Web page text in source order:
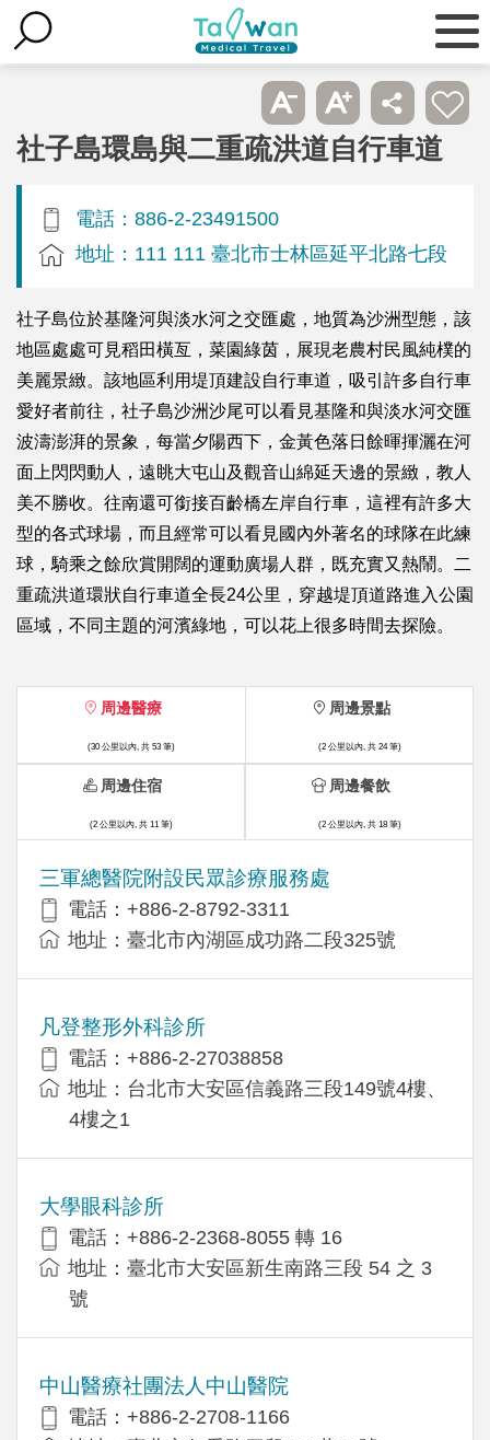
社子島環島與二重疏洪道自行車道
電話：886-2-23491500
地址：111 111 臺北市士林區延平北路七段
社子島位於基隆河與淡水河之交匯處，地質為沙洲型態，該
地區處處可見稻田橫亙，菜園綠茵，展現老農村民風純樸的
美麗景緻。該地區利用堤頂建設自行車道，吸引許多自行車
愛好者前往，社子島沙洲沙尾可以看見基隆和與淡水河交匯
波濤澎湃的景象，每當夕陽西下，金黃色落日餘暉揮灑在河
面上閃閃動人，遠眺大屯山及觀音山綿延天邊的景緻，教人
美不勝收。往南還可銜接百齡橋左岸自行車，這裡有許多大
型的各式球場，而且經常可以看見國內外著名的球隊在此練
球，騎乘之餘欣賞開闊的運動廣場人群，既充實又熱鬧。二
重疏洪道環狀自行車道全長24公里，穿越堤頂道路進入公園
區域，不同主題的河濱綠地，可以花上很多時間去探險。
周邊醫療
(30 公里以內, 共 53 筆)
三軍總醫院附設民眾診療服務處
電話：+886-2-8792-3311
地址：臺北市內湖區成功路二段325號
凡登整形外科診所
電話：+886-2-27038858
地址：台北市大安區信義路三段149號4樓、
4樓之1
大學眼科診所
電話：+886-2-2368-8055 轉 16
地址：臺北市大安區新生南路三段 54 之 3
號
中山醫療社團法人中山醫院
電話：+886-2-2708-1166
周邊景點
(2 公里以內, 共 24 筆)
周邊住宿
(2 公里以內, 共 11 筆)
周邊餐飲
(2 公里以內, 共 18 筆)